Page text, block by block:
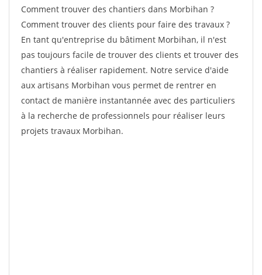
Comment trouver des chantiers dans Morbihan ?
Comment trouver des clients pour faire des travaux ?
En tant qu'entreprise du bâtiment Morbihan, il n'est
pas toujours facile de trouver des clients et trouver des
chantiers à réaliser rapidement. Notre service d'aide
aux artisans Morbihan vous permet de rentrer en
contact de manière instantannée avec des particuliers
à la recherche de professionnels pour réaliser leurs
projets travaux Morbihan.